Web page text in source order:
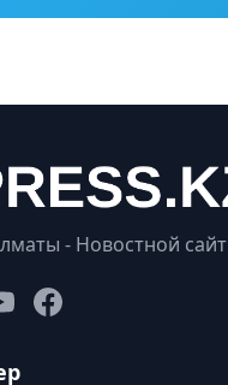
- Новостной сайт